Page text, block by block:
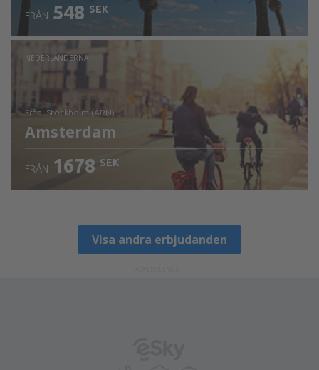
FRÅN 548 SEK
NEDERLÄNDERNA
från: Stockholm (ARN)
Amsterdam
FRÅN 1678 SEK
Visa andra erbjudanden